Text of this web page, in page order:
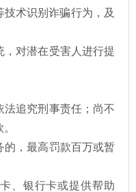
术识别诈骗行为，及
，对潜在受害人进行提
法追究刑事责任；尚不
的，最高罚款百万或暂
、银行卡或提供帮助